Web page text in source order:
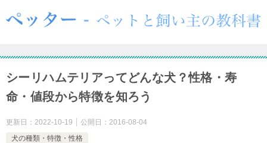
シーリハムテリアってどんな犬？性格・寿
命・値段から特徴を知ろう
更新日： 2022-10-19 公開日： 2016-08-04
犬の種類・特徴・性格